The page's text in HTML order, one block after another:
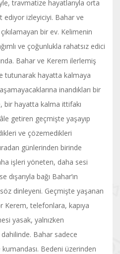
travmatize hayatlarıyla orta
ediyor izleyiciyi. Bahar ve
bir ev. Kelimenin
ve çoğunlukla rahatsız edici
Bahar ve Kerem ilerlemiş
tutunarak hayatta kalmaya
inandıkları bir
bir hayatta kalma ittifakı
getiren geçmişte yaşayıp
ve çözemedikleri
günlerinden birinde
işleri yöneten, daha sesi
bağı Bahar’ın
dinleyeni. Geçmişte yaşanan
Kerem, telefonlara, kapıya
yasak, yalnızken
dahilinde. Bahar sadece
Bedeni üzerinden